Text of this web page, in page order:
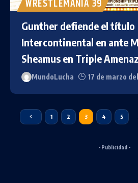
WRESTLEMANIA 39
Gunther defiende el título
Intercontinental en ante
Sheamus en Triple
MundoLucha 17 de marzo
1 2 3 4 5
- Publicidad -